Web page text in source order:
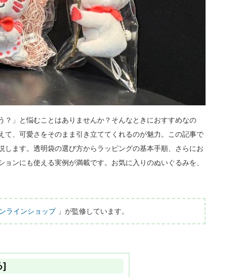
」と悩むことはありませんか？そんなときにおすすめなの
て、可愛さをそのまま引き立ててくれるのが魅力。この記事で
ます。透明袋の選び方からラッピングの基本手順、さらにお
ンにも使える実例が満載です。お気に入りのぬいぐるみを、
ラインショップ 」が監修しています。
]